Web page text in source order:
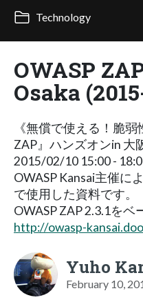
Technology
OWASP
Osaka
《無償で使える！脆
ZAP』ハンズオンin 大
2015/02/10 15:00 -
OWASP Kansai主催に
で使用した資料です。
OWASP ZAP 2.3.1をベ
http://owasp-
Yuho
February 10,